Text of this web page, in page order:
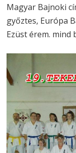
Magyar Bajnoki
győztes, Európa
Ezüst érem.